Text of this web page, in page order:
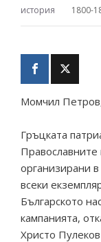
история
1800-
Момчил
Гръцката
Православните
организирани
всеки
Българското
кампанията,
Христо